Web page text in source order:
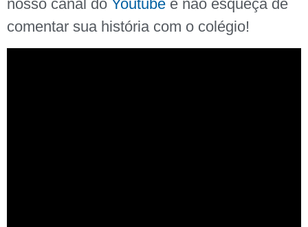
nosso canal do Youtube e não esqueça de
comentar sua história com o colégio!